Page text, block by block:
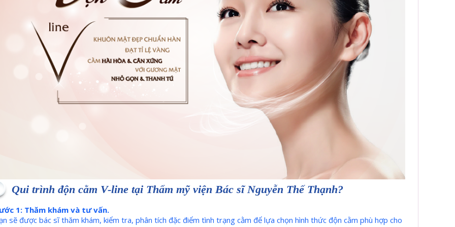
Qui trình độn cằm V-line tại Thẩm mỹ viện Bác sĩ Nguyễn Thế Thạnh?
1: Thăm khám và tư vấn.
sẽ được bác sĩ thăm khám, kiểm tra, phân tích đặc điểm tình trạng cằm để lựa chọn hình thức độn cằm phù hợp cho